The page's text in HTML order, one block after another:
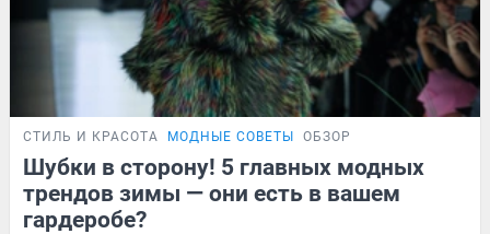
СТИЛЬ И КРАСОТА МОДНЫЕ СОВЕТЫ ОБЗОР
Шубки в сторону! 5 главных модных
трендов зимы — они есть в вашем
гардеробе?